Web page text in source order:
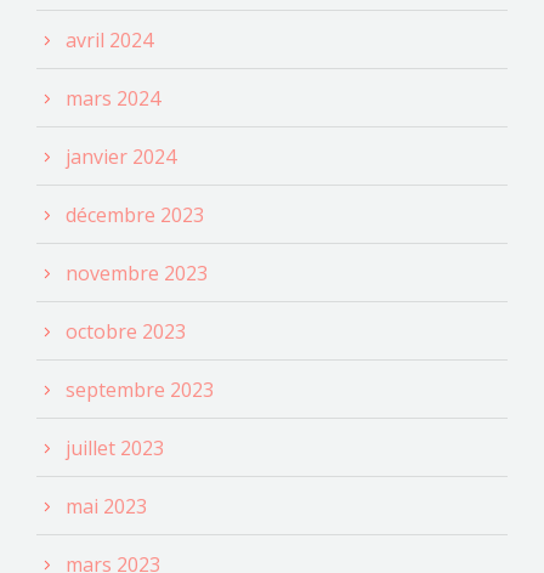
avril 2024
mars 2024
janvier 2024
décembre 2023
novembre 2023
octobre 2023
septembre 2023
juillet 2023
mai 2023
mars 2023